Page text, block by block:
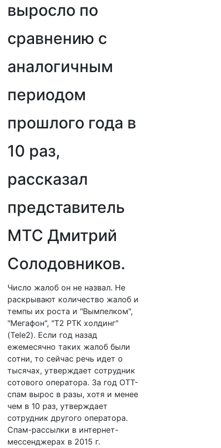
выросло по
сравнению с
аналогичным
периодом
прошлого года в
10 раз,
рассказал
представитель
МТС Дмитрий
Солодовников.
Число жалоб он не назвал. Не
раскрывают количество жалоб и
темпы их роста и "Вымпелком",
"Мегафон", "Т2 РТК холдинг"
(Tele2). Если год назад
ежемесячно таких жалоб были
сотни, то сейчас речь идет о
тысячах, утверждает сотрудник
сотового оператора. За год ОТТ-
спам вырос в разы, хотя и менее
чем в 10 раз, утверждает
сотрудник другого оператора.
Спам-рассылки в интернет-
мессенджерах в 2015 г.